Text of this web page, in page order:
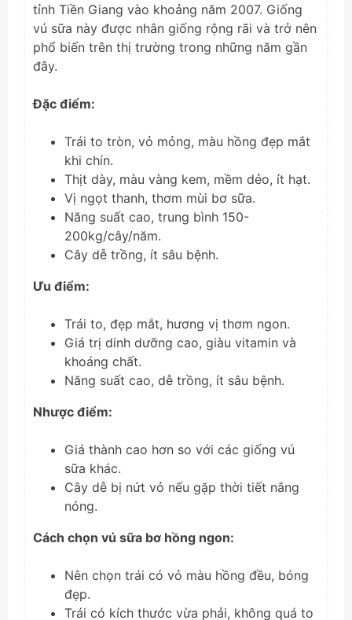
tỉnh Tiền Giang vào khoảng năm 2007. Giống
vú sữa này được nhân giống rộng rãi và trở nên
phổ biến trên thị trường trong những năm gần
đây.
Đặc điểm:
Trái to tròn, vỏ mỏng, màu hồng đẹp mắt
khi chín.
Thịt dày, màu vàng kem, mềm dẻo, ít hạt.
Vị ngọt thanh, thơm mùi bơ sữa.
Năng suất cao, trung bình 150-
200kg/cây/năm.
Cây dễ trồng, ít sâu bệnh.
Ưu điểm:
Trái to, đẹp mắt, hương vị thơm ngon.
Giá trị dinh dưỡng cao, giàu vitamin và
khoáng chất.
Năng suất cao, dễ trồng, ít sâu bệnh.
Nhược điểm:
Giá thành cao hơn so với các giống vú
sữa khác.
Cây dễ bị nứt vỏ nếu gặp thời tiết nắng
nóng.
Cách chọn vú sữa bơ hồng ngon:
Nên chọn trái có vỏ màu hồng đều, bóng
đẹp.
Trái có kích thước vừa phải, không quá to